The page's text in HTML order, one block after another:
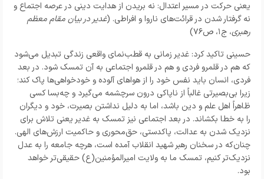
یعنی حرکت در مسیر اعتدال: نه بریدن از هدایت دینی در عرصه اجتماع و
نه گرفتار شدن در قرائت‌های ناروا و افراطی. (غدیر در بیان مقام معظم
رهبری، ج۱، ص۷۶)
حسینی تاکید کرد: غدیر زمانی به قطب‌نمای واقعی زندگی تبدیل می‌شود
که هم در قلمرو فردی و هم در قلمرو اجتماعی به آن تمسک شود. در بعد
فردی، انسان باید نفس خود را از هواهای آلوده و خودخواهی‌ها پاک کند؛
زیرا بی‌بصیرتی غالباً از ناپاکی درون سرچشمه می‌گیرد و چه‌بسا کسی
ظاهراً اهل علم و دین باشد، اما به دلیل نداشتن بصیرت، خود و دیگران
را به خطا بکشاند. در بعد اجتماعی نیز تمسک به غدیر یعنی تلاش برای
نزدیک شدن به عدالت، پاکدستی، حق‌محوری و حاکمیت ارزش‌های الهی.
چنان‌که در سخنان رهبر شهید انقلاب آمده است، هرچه جامعه را به عدل
نزدیک‌تر کنیم، تمسک ما به ولایت امیرالمؤمنین(ع) حقیقی‌تر خواهد
بود.